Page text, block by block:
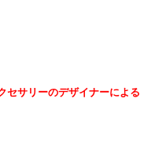
セサリーのデザイナーによる